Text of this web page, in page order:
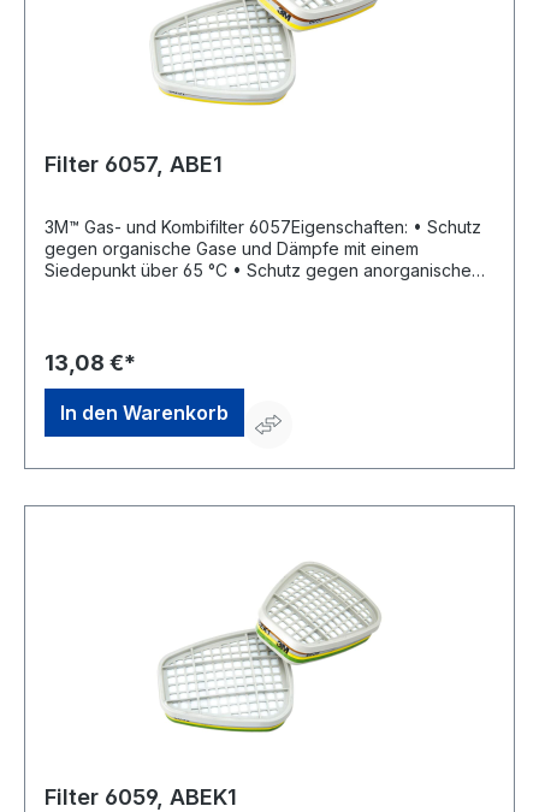
Filter 6057, ABE1
3M™ Gas- und Kombifilter 6057Eigenschaften: • Schutz
gegen organische Gase und Dämpfe mit einem
Siedepunkt über 65 °C • Schutz gegen anorganische
3M Deutschland GmbH, Carl-Schurz-Str.1, 41460 Neuss,
DE, +492131140, 3m.premiumcustomer.dach@mmm.com
13,08 €*
In den Warenkorb
Filter 6059, ABEK1